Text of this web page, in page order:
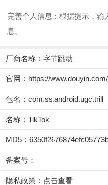
完善个人信息：根据提示，输
息。
厂商名称： 字节跳动
官网： https://
包名：com.ss.android.ugc.trill
名称：TikTok
MD5：
备案号：
隐私政策： 点击查看